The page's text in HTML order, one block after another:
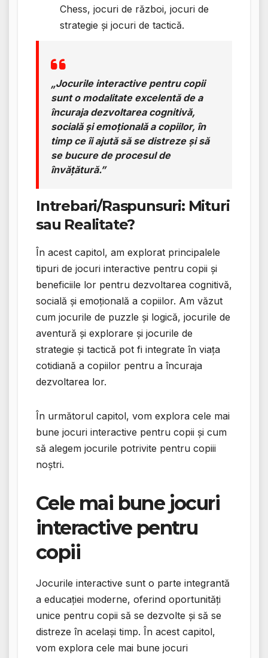
Chess, jocuri de război, jocuri de
strategie și jocuri de tactică.
„Jocurile interactive pentru copii
sunt o modalitate excelentă de a
încuraja dezvoltarea cognitivă,
socială și emoțională a copiilor, în
timp ce îi ajută să se distreze și să
se bucure de procesul de
învățătură.”
Intrebari/Raspunsuri: Mituri
sau Realitate?
În acest capitol, am explorat principalele
tipuri de jocuri interactive pentru copii și
beneficiile lor pentru dezvoltarea cognitivă,
socială și emoțională a copiilor. Am văzut
cum jocurile de puzzle și logică, jocurile de
aventură și explorare și jocurile de
strategie și tactică pot fi integrate în viața
cotidiană a copiilor pentru a încuraja
dezvoltarea lor.
În următorul capitol, vom explora cele mai
bune jocuri interactive pentru copii și cum
să alegem jocurile potrivite pentru copiii
noștri.
Cele mai bune jocuri
interactive pentru
copii
Jocurile interactive sunt o parte integrantă
a educației moderne, oferind oportunități
unice pentru copii să se dezvolte și să se
distreze în același timp. În acest capitol,
vom explora cele mai bune jocuri